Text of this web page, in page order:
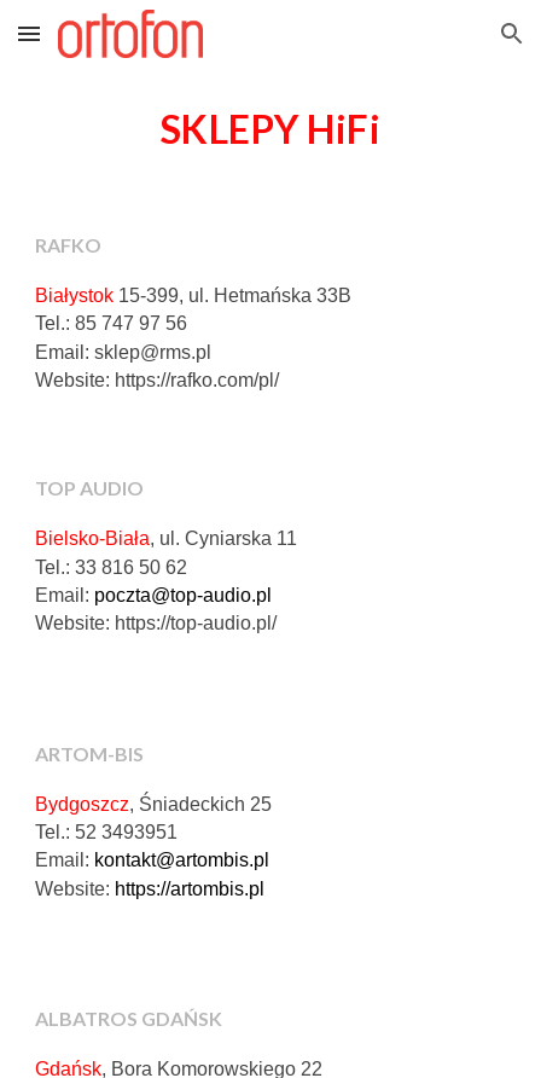
Skip to main content Skip to navigation
SKLEPY HiFi
RAFKO
Białystok 15-399, ul. Hetmańska 33B
Tel.:85 747 97 56
Email: sklep@rms.pl
Website: https://rafko.com/pl/
TOP AUDIO
Bielsko-Biała, ul. Cyniarska 11
Tel.:33 816 50 62
Email: poczta@top-audio.pl
Website: https://top-audio.pl/
ARTOM-BIS
Bydgoszcz, Śniadeckich 25
Tel.: 52 3493951
Email: kontakt@artombis.pl
Website: https://artombis.pl
ALBATROS GDAŃSK
Gdańsk, Bora Komorowskiego 22